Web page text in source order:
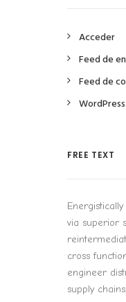
Acceder
Feed de
Feed de
FREE TEXT
via superior
cross
engineer
supply chains.